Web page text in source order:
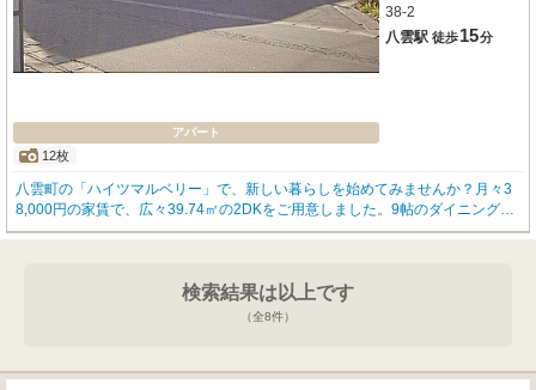
アパート
12枚
38-2
八雲駅 徒歩15分
八雲町の「ハイツマルベリー」で、新しい暮らしを始めてみませんか？月々3
8,000円の家賃で、広々39.74㎡の2DKをご用意しました。9帖のダイニングキ
ッチンを中心に、和室6帖と洋室4.5帖があり、お一人暮らしはもちろん、お二
嬉しいポイントです。バス・トイレ別で快適な水回り、冬も安心の灯油暖房を
完備しています。お車をお持ちの方には月々1,000円で駐車場もご利用いただ
環境が広がっています。2026年8月18日以降のご入居が可能ですので、ぜひご
検索結果は以上です
（全8件）